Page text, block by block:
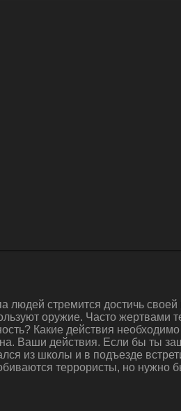
людей стремится достичь
оружие. Часто жертвами
Какие действия
Ваши действия. Если бы ты
из школы и в подъезде
террористы, но нужно